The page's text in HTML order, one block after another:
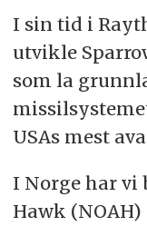
I sin tid i
utvikle
som la
USAs mest
I Norge har vi
Hawk